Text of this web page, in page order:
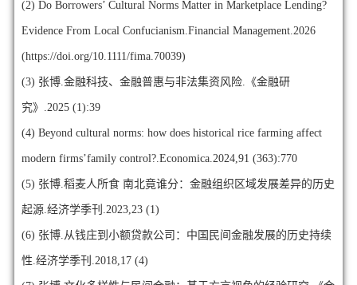
(2) Do Borrowers’ Cultural Norms Matter in Marketplace Lending?
Evidence From Local Confucianism.Financial Management.2026
(https://doi.org/10.1111/fima.70039)
(3) 张博.金融科技、金融普惠与非法集资风险.《金融研
究》.2025 (1):39
(4) Beyond cultural norms: how does historical rice farming affect
modern firms’family control?.Economica.2024,91 (363):770
(5) 张博.稻麦人所食 南北竟谁分：金融组织区域发展差异的历史
起源.经济学季刊.2023,23 (1)
(6) 张博.从钱庄到小额贷款公司：中国民间金融发展的历史持续
性.经济学季刊.2018,17 (4)